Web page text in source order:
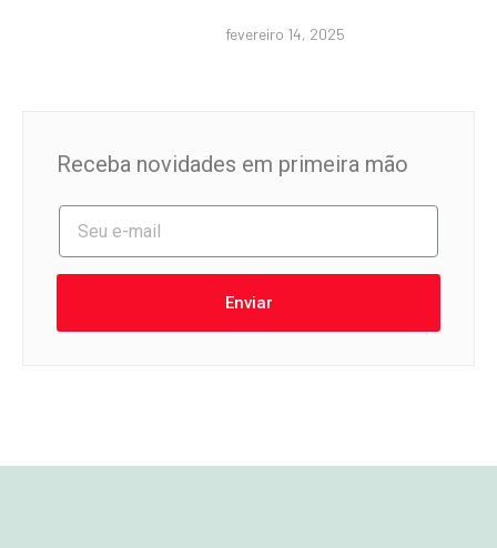
fevereiro 14, 2025
Receba novidades em primeira mão
Enviar